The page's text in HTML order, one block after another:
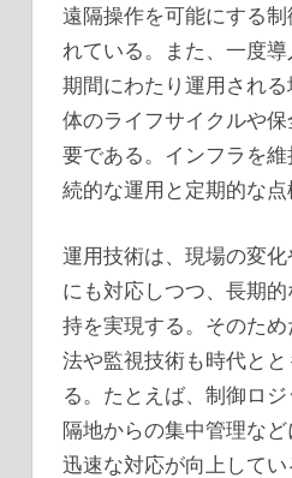
遠隔操作を可能にする
れている。また、一度
期間にわたり運用され
体のライフサイクルや
要である。インフラを
続的な運用と定期的な点
運用技術は、現場の変
にも対応しつつ、長期
持を実現する。そのた
法や監視技術も時代と
る。たとえば、制御ロ
隔地からの集中管理な
迅速な対応が向上して